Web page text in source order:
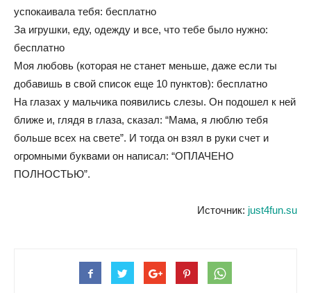
успокаивала тебя: бесплатно
За игрушки, еду, одежду и все, что тебе было нужно:
бесплатно
Моя любовь (которая не станет меньше, даже если ты
добавишь в свой список еще 10 пунктов): бесплатно
На глазах у мальчика появились слезы. Он подошел к ней
ближе и, глядя в глаза, сказал: “Мама, я люблю тебя
больше всех на свете”. И тогда он взял в руки счет и
огромными буквами он написал: “ОПЛАЧЕНО
ПОЛНОСТЬЮ”.
Источник: just4fun.su